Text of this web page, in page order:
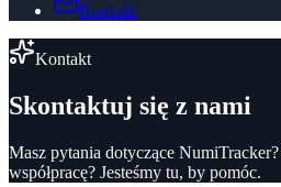
Kontakt
Kontakt
Skontaktuj się z nami
Masz pytania dotyczące
współpracę? Jesteśmy tu, by pomóc.